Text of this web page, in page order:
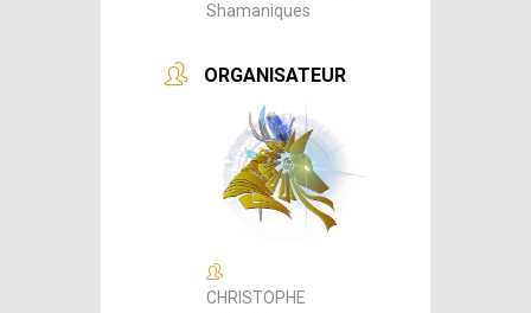
Shamaniques
ORGANISATEUR
CHRISTOPHE